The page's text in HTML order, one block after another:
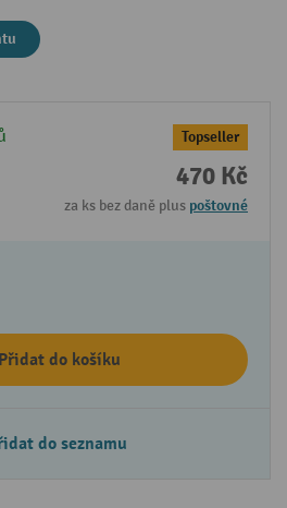
Topseller
470 Kč
za ks bez daně plus poštovné
Přidat do košíku
do seznamu